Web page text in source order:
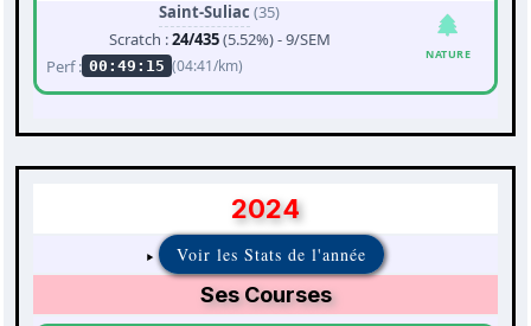
Saint-Suliac (35)
Scratch :24/435(5.52%) - 9/SEM
Perf : 00:49:15 (04:41/km)
NATURE
2024
Voir les Stats de l'année
Ses Courses